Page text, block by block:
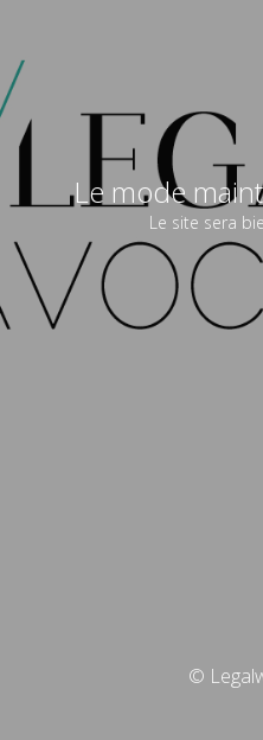
Le mode
Le site sera
©